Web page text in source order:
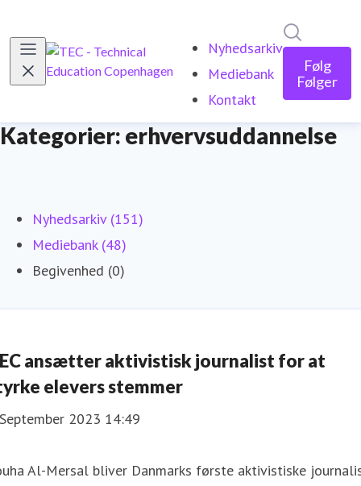
Nyhedsarkiv
Mediebank
Kontakt
Følg
Følger
Kategorier: erhvervsuddannelse
Nyhedsarkiv (151)
Mediebank (48)
Begivenhed (0)
ansætter aktivistisk journalist for at
elevers stemmer
2023 14:49
Al-Mersal bliver Danmarks første aktivistiske